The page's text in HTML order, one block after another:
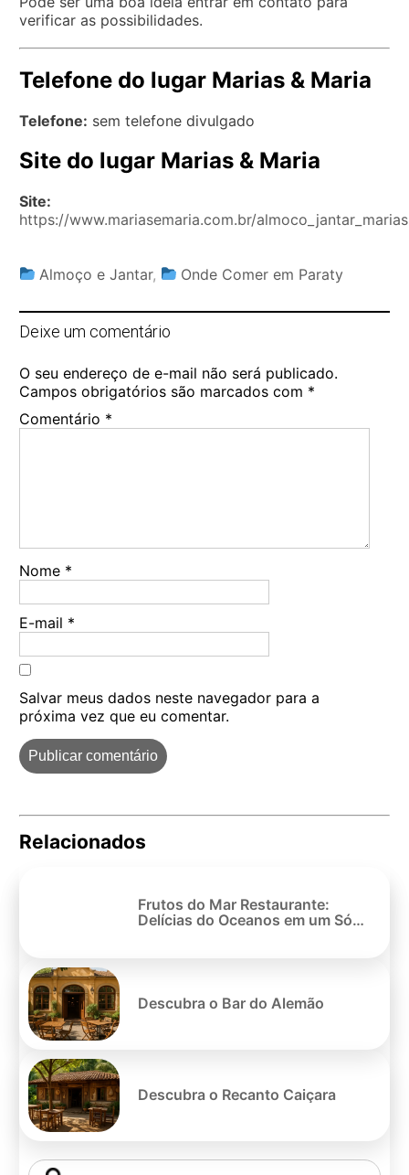
verificar as possibilidades.
Telefone do lugar Marias & Maria
Telefone: sem telefone divulgado
Site do lugar Marias & Maria
Site:
https://www.mariasemaria.com.br/
Almoço e Jantar, Onde Comer em Paraty
Deixe um comentário
O seu endereço de e-mail não será publicado.
Campos obrigatórios são marcados com *
Comentário *
Nome *
E-mail *
Salvar meus dados neste navegador para a
próxima vez que eu comentar.
Relacionados
Frutos do Mar Restaurante:
Delícias do Oceanos em um Só
Descubra o Bar do Alemão
Descubra o Recanto Caiçara